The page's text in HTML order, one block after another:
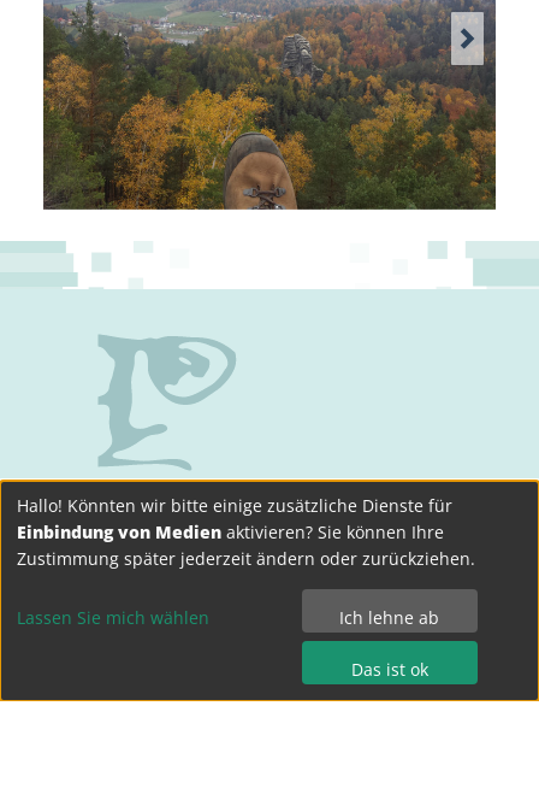
Bertolt-Brecht-Gymnasium Dresden
Terrassenufer 15
Hallo! Könnten wir bitte einige zusätzliche Dienste für
Einbindung von Medien aktivieren? Sie können Ihre
Zustimmung später jederzeit ändern oder zurückziehen.
Lassen Sie mich wählen Ich lehne ab
Das ist ok